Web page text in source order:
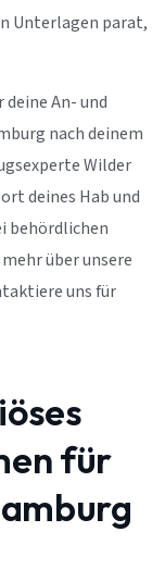
Unterlagen parat,
An- und
nach deinem
Wilder
deines Hab und
behördlichen
über unsere
uns für
für